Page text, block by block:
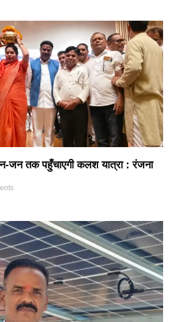
तक पहुँचाएगी कलश यात्रा : रंजना